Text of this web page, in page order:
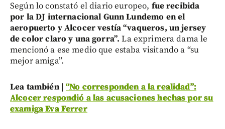
Según lo constató el diario europeo, fue recibida
por la DJ internacional Gunn Lundemo en el
aeropuerto y Alcocer vestía “vaqueros, un jersey
de color claro y una gorra”. La exprimera dama le
mencionó a ese medio que estaba visitando a “su
mejor amiga”.
Lea también |“No corresponden a la realidad”:
Alcocer respondió a las acusaciones hechas por su
examiga Eva Ferrer